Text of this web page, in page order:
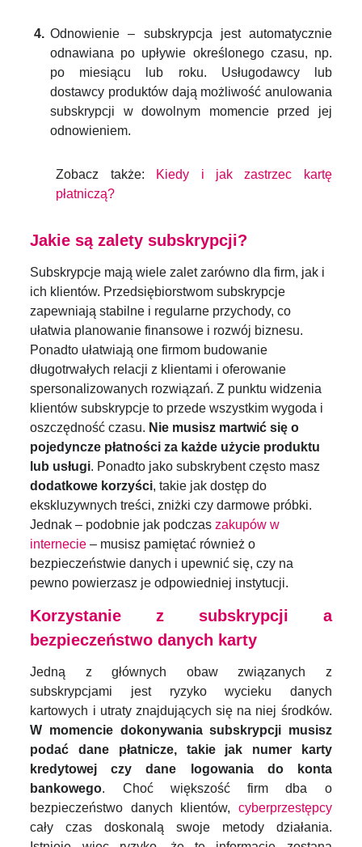
Odnowienie – subskrypcja jest automatycznie
odnawiana po upływie określonego czasu, np.
po miesiącu lub roku. Usługodawcy lub
dostawcy produktów dają możliwość anulowania
subskrypcji w dowolnym momencie przed jej
odnowieniem.
Zobacz także:
Kiedy i jak zastrzec kartę
płatniczą?
Jakie są zalety subskrypcji?
Subskrypcje mają wiele zalet zarówno dla firm, jak i
ich klientów. Przedsiębiorstwom subskrypcje
zapewniają stabilne i regularne przychody, co
ułatwia planowanie finansowe i rozwój biznesu.
Ponadto ułatwiają one firmom budowanie
długotrwałych relacji z klientami i oferowanie
spersonalizowanych rozwiązań. Z punktu widzenia
klientów subskrypcje to przede wszystkim wygoda i
oszczędność czasu. Nie musisz martwić się o
pojedyncze płatności za każde użycie produktu
lub usługi. Ponadto jako subskrybent często masz
dodatkowe korzyści, takie jak dostęp do
ekskluzywnych treści, zniżki czy darmowe próbki.
Jednak – podobnie jak podczaszakupów w
internecie – musisz pamiętać również o
bezpieczeństwie danych i upewnić się, czy na
pewno powierzasz je odpowiedniej instytucji.
Korzystanie z subskrypcji a
bezpieczeństwo danych karty
Jedną z głównych obaw związanych z
subskrypcjami jest ryzyko wycieku danych
kartowych i utraty znajdujących się na niej środków.
W momencie dokonywania subskrypcji musisz
podać dane płatnicze, takie jak numer karty
kredytowej czy dane logowania do konta
bankowego. Choć większość firm dba o
bezpieczeństwo danych klientów, cyberprzestępcy
cały czas doskonalą swoje metody działania.